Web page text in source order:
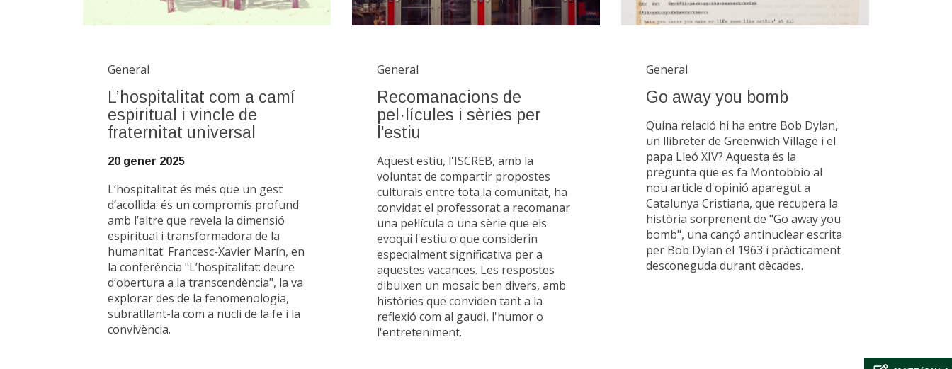
General
L’hospitalitat com a camí
espiritual i vincle de
fraternitat universal
20 gener 2025
L’hospitalitat és més que un gest
d’acollida: és un compromís profund
amb l’altre que revela la dimensió
espiritual i transformadora de la
humanitat. Francesc-Xavier Marín, en
la conferència "L’hospitalitat: deure
d’obertura a la transcendència", la va
explorar des de la fenomenologia,
subratllant-la com a nucli de la fe i la
convivència.
General
Recomanacions de
pel·lícules i sèries per
l'estiu
Aquest estiu, l'ISCREB, amb la
voluntat de compartir propostes
culturals entre tota la comunitat, ha
convidat el professorat a recomanar
una pel·lícula o una sèrie que els
evoqui l'estiu o que considerin
especialment significativa per a
aquestes vacances. Les respostes
dibuixen un mosaic ben divers, amb
històries que conviden tant a la
reflexió com al gaudi, l'humor o
l'entreteniment.
General
Go away you bomb
Quina relació hi ha entre Bob Dylan,
un llibreter de Greenwich Village i el
papa Lleó XIV? Aquesta és la
pregunta que es fa Montobbio al
nou article d'opinió aparegut a
Catalunya Cristiana, que recupera la
història sorprenent de "Go away you
bomb", una cançó antinuclear escrita
per Bob Dylan el 1963 i pràcticament
desconeguda durant dècades.